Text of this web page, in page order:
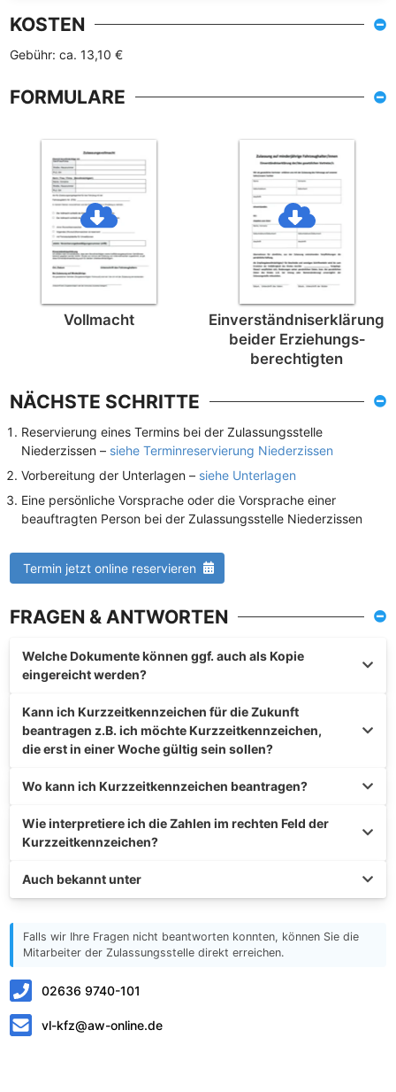
KOSTEN
Gebühr: ca. 13,10 €
FORMULARE
Vollmacht
Einverständnis­erklärung
beider Erziehungs­
berechtigten
NÄCHSTE SCHRITTE
Reservierung eines Termins bei der Zulassungsstelle
Niederzissen – siehe Terminreservierung Niederzissen
Vorbereitung der Unterlagen – siehe Unterlagen
Eine persönliche Vorsprache oder die Vorsprache einer
beauftragten Person bei der Zulassungsstelle Niederzissen
Termin jetzt online reservieren
FRAGEN & ANTWORTEN
Welche Dokumente können ggf. auch als Kopie
eingereicht werden?
Kann ich Kurzzeitkennzeichen für die Zukunft
beantragen z.B. ich möchte Kurzzeitkennzeichen,
die erst in einer Woche gültig sein sollen?
Wo kann ich Kurzzeitkennzeichen beantragen?
Wie interpretiere ich die Zahlen im rechten Feld der
Kurzzeitkennzeichen?
Auch bekannt unter
Falls wir Ihre Fragen nicht beantworten konnten, können Sie die
Mitarbeiter der Zulassungsstelle direkt erreichen.
02636 9740-101
vl-kfz@aw-online.de